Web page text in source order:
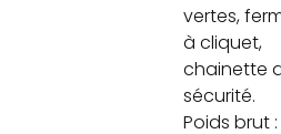
vertes,
à cliquet,
chainette
sécurité.
Poids brut :